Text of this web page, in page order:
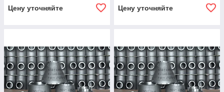
Цену уточняйте Цену уточняйте